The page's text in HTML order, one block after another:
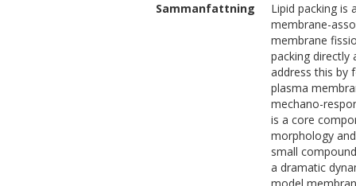
Sammanfattning
Lipid packing is
membrane-
membrane
packing directly
address this by
plasma
mechano-
is a core
morphology
small
a dramatic